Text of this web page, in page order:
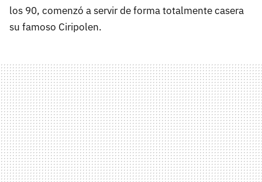
los 90, comenzó a servir de forma totalmente casera
su famoso Ciripolen.